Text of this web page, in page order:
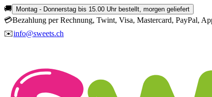
🚚 Montag - Donnerstag bis 15.00 Uhr bestellt, morgen geliefert
💳Bezahlung per Rechnung, Twint, Visa, Mastercard, PayPal,
✉️info@sweets.ch